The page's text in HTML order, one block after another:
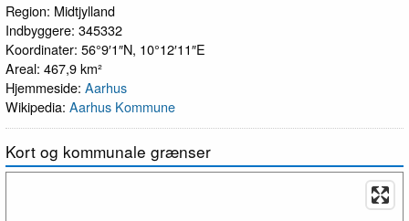
Region: Midtjylland
Indbyggere: 345332
Koordinater: 56°9′1″N, 10°12′11″E
Areal: 467,9 km²
Hjemmeside: Aarhus
Wikipedia: Aarhus Kommune
Kort og kommunale grænser